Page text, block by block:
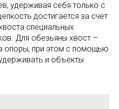
удерживая себя только с
достигается за счет
специальных
Для обезьяны хвост –
опоры, при этом с помощью
и объекты